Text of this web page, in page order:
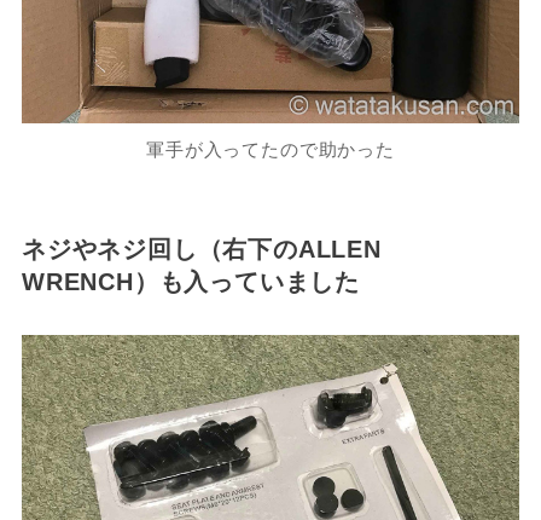
軍手が入ってたので助かった
ネジやネジ回し（右下のALLEN
WRENCH）も入っていました